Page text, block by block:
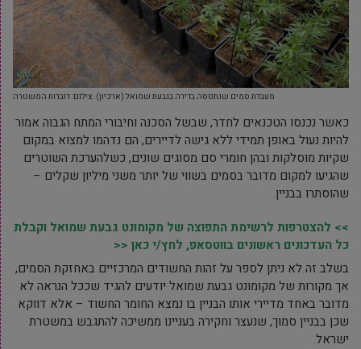
מעבדת סמים שנתפסה בדירה בגבעת שמואל (ארכיון). צילום: דוברות המשטרה
כאשר נכנסו הטכנאים לחדר, שבשל הסכנה וחיבורי המתח הגבוה אמור
להיות נעול באופן תמידי ללא גישה לדיירים, הם נדהמו למצוא במקום
שקיות מוסלקות ובהן חומרי סם מסוגים שונים, כשלהערכת השוטרים
שהגיעו למקום מדובר בסמים בשווי של יותר משני מיליון שקלים –
שהוסתרו בבניין.
>> להצטרפות לרשימת התפוצה של מקומונט גבעת שמואל וקבלת
כל העדכונים ראשונים בווטסאפ, לחץ/י כאן <<
בשלב זה לא ניתן לספר על זהות החשודים המרכזיים באחזקת הסמים,
אך מקורות של מקומונט גבעת שמואל יודעים להגיד שככל הנראה לא
מדובר באחד מדיירי אותו הבניין בו נמצא החומר החשוד – אלא דווקא
שכן בבניין סמוך, שנעצר וחקירה בעניינו ממשיכה להתגבש במשטרת
ישראל.